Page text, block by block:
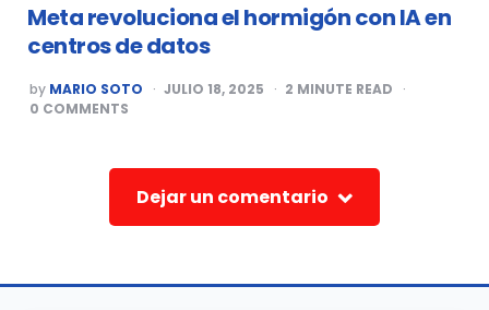
Meta revoluciona el hormigón con IA en
centros de datos
POSTED
BY
by MARIO SOTO JULIO 18, 2025 2 MINUTE READ
0 COMMENTS
Dejar un comentario